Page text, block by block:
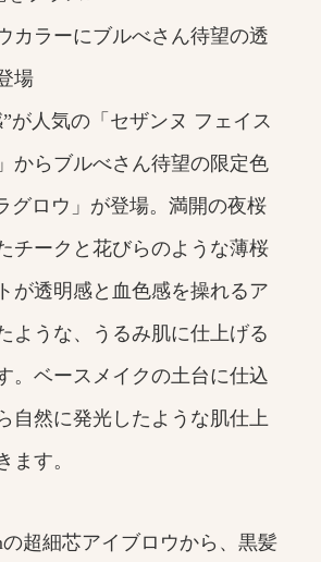
カラーにブルべさん待望の透
場
が人気の「セザンヌ フェイス
からブルべさん待望の限定色
グロウ」が登場。満開の夜桜
チークと花びらのような薄桜
が透明感と血色感を操れるア
ような、うるみ肌に仕上げる
。ベースメイクの土台に仕込
自然に発光したような肌仕上
ます。
超細芯アイブロウから、黒髪